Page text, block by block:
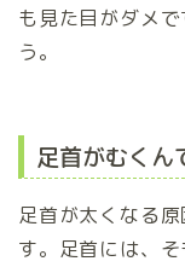
も見た目がダメ
う。
足首がむくん
足首が太くなる
す。足首には、